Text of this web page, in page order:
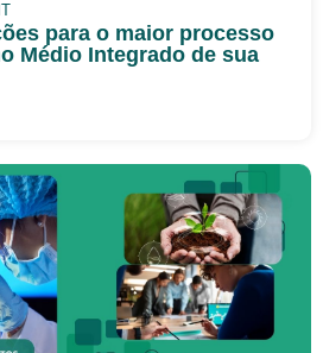
para o maior processo
Médio Integrado de sua